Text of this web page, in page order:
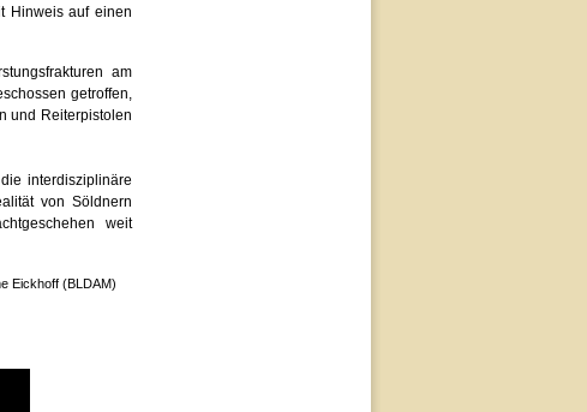
Hinweis auf einen
am
getroffen,
und Reiterpistolen
interdisziplinäre
von Söldnern
weit
(BLDAM)